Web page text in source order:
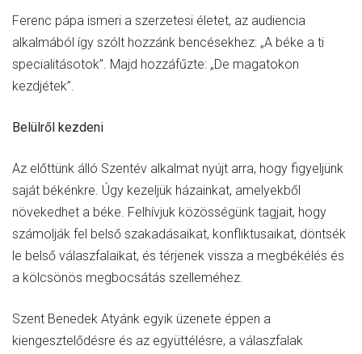
Ferenc pápa ismeri a szerzetesi életet, az audiencia
alkalmából így szólt hozzánk bencésekhez: „A béke a ti
specialitásotok”. Majd hozzáfűzte: „De magatokon
kezdjétek”.
Belülről kezdeni
Az előttünk álló Szentév alkalmat nyújt arra, hogy figyeljünk
saját békénkre. Úgy kezeljük házainkat, amelyekből
növekedhet a béke. Felhívjuk közösségünk tagjait, hogy
számolják fel belső szakadásaikat, konfliktusaikat, döntsék
le belső válaszfalaikat, és térjenek vissza a megbékélés és
a kölcsönös megbocsátás szelleméhez.
Szent Benedek Atyánk egyik üzenete éppen a
kiengesztelődésre és az együttélésre, a válaszfalak